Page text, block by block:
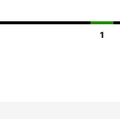
1